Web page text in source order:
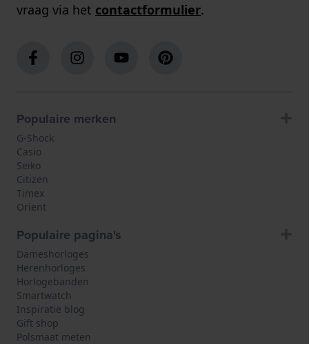
vraag via het contactformulier.
Populaire merken
G-Shock
Casio
Seiko
Citizen
Timex
Orient
Populaire pagina's
Dameshorloges
Herenhorloges
Horlogebanden
Smartwatch
Inspiratie blog
Gift shop
Polsmaat meten